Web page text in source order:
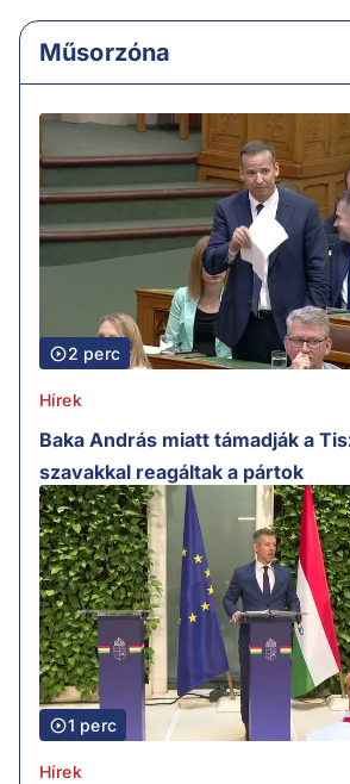
Műsorzóna
2 perc
Hírek
Baka András miatt támadják a
szavakkal reagáltak a pártok
1 perc
Hírek